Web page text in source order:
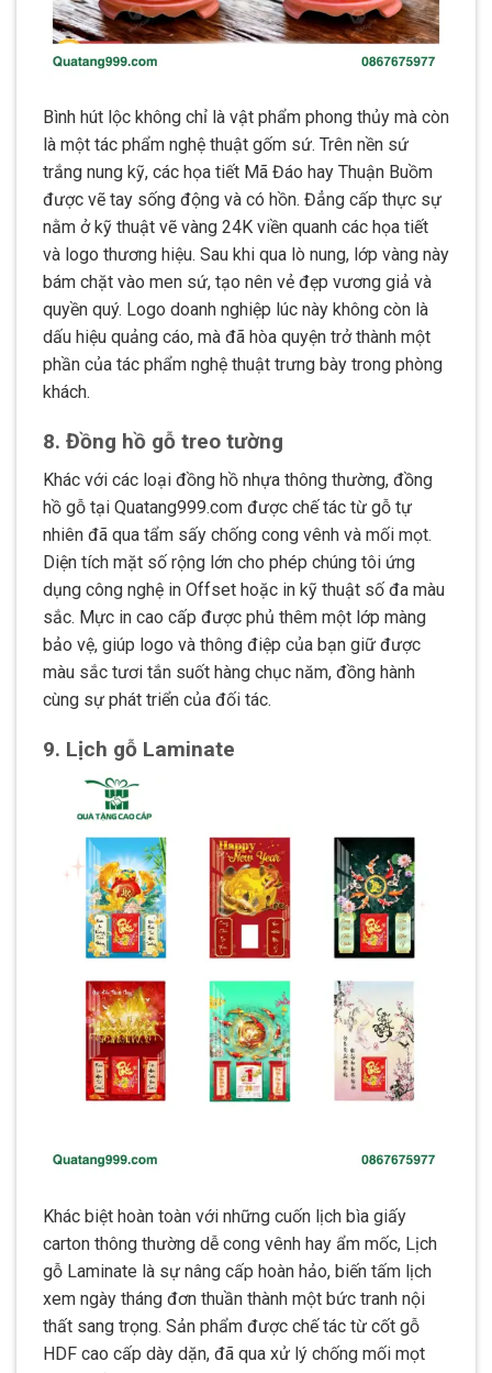
Bình hút lộc không chỉ là vật phẩm phong thủy mà còn
là một tác phẩm nghệ thuật gốm sứ. Trên nền sứ
trắng nung kỹ, các họa tiết Mã Đáo hay Thuận Buồm
được vẽ tay sống động và có hồn. Đẳng cấp thực sự
nằm ở kỹ thuật vẽ vàng 24K viền quanh các họa tiết
và logo thương hiệu. Sau khi qua lò nung, lớp vàng này
bám chặt vào men sứ, tạo nên vẻ đẹp vương giả và
quyền quý. Logo doanh nghiệp lúc này không còn là
dấu hiệu quảng cáo, mà đã hòa quyện trở thành một
phần của tác phẩm nghệ thuật trưng bày trong phòng
khách.
8. Đồng hồ gỗ treo tường
Khác với các loại đồng hồ nhựa thông thường, đồng
hồ gỗ tại Quatang999.com được chế tác từ gỗ tự
nhiên đã qua tẩm sấy chống cong vênh và mối mọt.
Diện tích mặt số rộng lớn cho phép chúng tôi ứng
dụng công nghệ in Offset hoặc in kỹ thuật số đa màu
sắc. Mực in cao cấp được phủ thêm một lớp màng
bảo vệ, giúp logo và thông điệp của bạn giữ được
màu sắc tươi tắn suốt hàng chục năm, đồng hành
cùng sự phát triển của đối tác.
9. Lịch gỗ Laminate
Khác biệt hoàn toàn với những cuốn lịch bìa giấy
carton thông thường dễ cong vênh hay ẩm mốc, Lịch
gỗ Laminate là sự nâng cấp hoàn hảo, biến tấm lịch
xem ngày tháng đơn thuần thành một bức tranh nội
thất sang trọng. Sản phẩm được chế tác từ cốt gỗ
HDF cao cấp dày dặn, đã qua xử lý chống mối mọt